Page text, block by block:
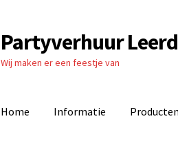
Ga
door
naar
Ga
naar
de
Partyverhuur
Wij maken er een feestje van
Home Informatie